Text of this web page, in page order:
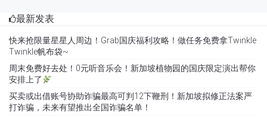
最新发表
快来抢限量星星人周边！Grab国庆福利攻略！做任务免费拿Twinkle
Twinkle帆布袋~
周末免费好去处！0元听音乐会！新加坡植物园的国庆限定演出帮你
安排上了
买卖或出借账号协助诈骗最高可判12下鞭刑！新加坡拟修正法案严
打诈骗，未来有望推出全国诈骗名单！